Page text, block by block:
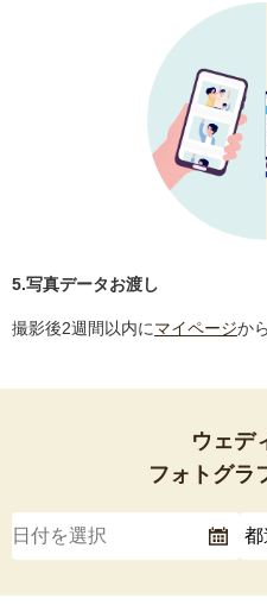
5.写真データお渡し
撮影後2週間以内にマイページか
ウェデ
フォトグラ